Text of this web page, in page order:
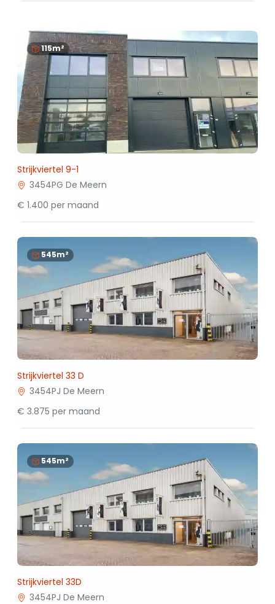
115m²
Strijkviertel 9-1
3454PG De Meern
€ 1.400 per maand
545m²
Strijkviertel 33 D
3454PJ De Meern
€ 3.875 per maand
545m²
Strijkviertel 33D
3454PJ De Meern